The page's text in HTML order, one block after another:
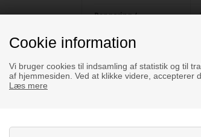
Cookie information
Vi bruger cookies til indsamling af statistik og til
af hjemmesiden. Ved at klikke videre, accepterer
Læs mere
Rengøring /
Overflade
Vægt